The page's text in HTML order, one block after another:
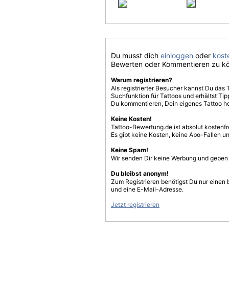
Du musst dich einloggen oder
Bewerten oder Kommentieren zu
Warum registrieren?
Als registrierter Besucher kannst Du
Suchfunktion für Tattoos und erhältst
Du kommentieren, Dein eigenes Tattoo
Keine Kosten!
Tattoo-Bewertung.de ist absolut
Es gibt keine Kosten, keine Abo-Fallen
Keine Spam!
Wir senden Dir keine Werbung und
Du bleibst anonym!
Zum Registrieren benötigst Du nur einen
und eine E-Mail-Adresse.
Jetzt registrieren